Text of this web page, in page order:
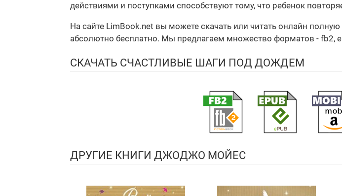
действиями и поступками способствуют тому, что ребенок
На сайте LimBook.net вы можете скачать или читать онлайн
абсолютно бесплатно. Мы предлагаем множество форматов - fb2,
СКАЧАТЬ СЧАСТЛИВЫЕ ШАГИ ПОД ДОЖДЕМ
ДРУГИЕ КНИГИ ДЖОДЖО МОЙЕС